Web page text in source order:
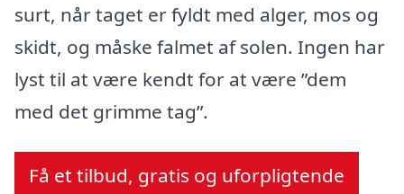
surt, når taget er fyldt med alger, mos og
skidt, og måske falmet af solen. Ingen har
lyst til at være kendt for at være ”dem
med det grimme tag”.
Få et tilbud, gratis og uforpligtende